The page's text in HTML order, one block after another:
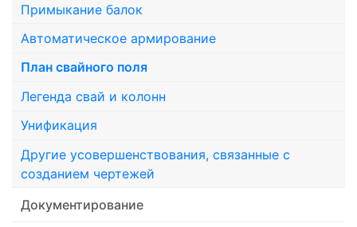
Примыкание балок
Автоматическое армирование
План свайного поля
Легенда свай и колонн
Унификация
Другие усовершенствования, связанные с
созданием чертежей
Документирование